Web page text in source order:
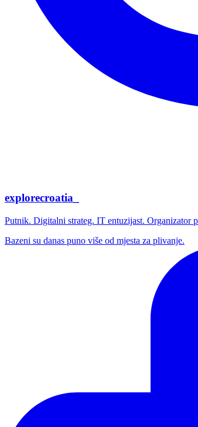
explorecroatia_
Putnik. Digitalni strateg. IT entuzijast. Organizator
Bazeni su danas puno više od mjesta za plivanje.